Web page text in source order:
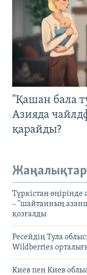
"Қашан бала
Азияда
қарайды?
Жаңалықтар
Түркістан
– "шайтанның
қозғалды
Ресейдің Тула
Wildberries
Киев пен Киев